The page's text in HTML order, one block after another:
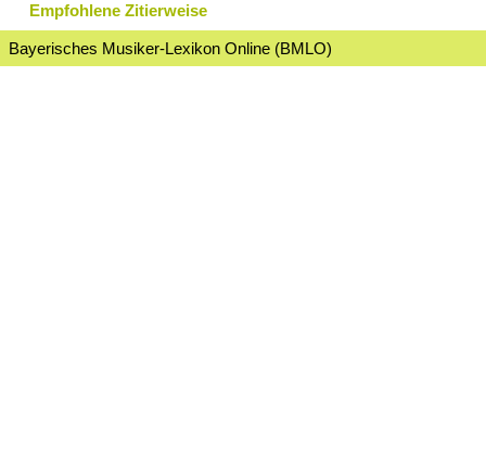
Empfohlene Zitierweise
Bayerisches Musiker-Lexikon Online (BMLO)